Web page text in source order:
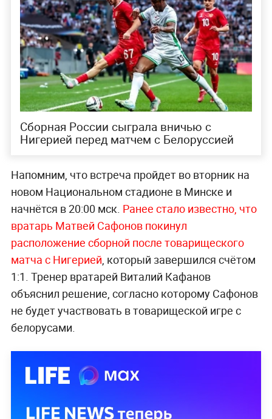
Сборная России сыграла вничью с
Нигерией перед матчем с Белоруссией
Напомним, что встреча пройдет во вторник на
новом Национальном стадионе в Минске и
начнётся в 20:00 мск. Ранее стало известно, что
вратарь Матвей Сафонов покинул
расположение сборной после товарищеского
матча с Нигерией , который завершился счётом
1:1. Тренер вратарей Виталий Кафанов
объяснил решение, согласно которому Сафонов
не будет участвовать в товарищеской игре с
белорусами.